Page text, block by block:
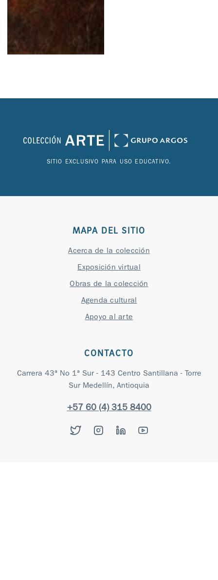
SITIO EXCLUSIVO PARA USO EDUCATIVO.
MAPA DEL SITIO
Acerca de la colección
Exposición virtual
Obras de la colección
Agenda cultural
Apoyo al arte
CONTACTO
Carrera 43ª No 1ª Sur - 143 Centro Santillana - Torre
Sur Medellín, Antioquia
+57 60 (4) 315 8400